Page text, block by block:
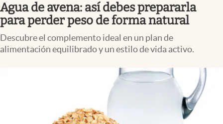
Espiritual
Streaming
Agua de avena: así debes prepararla
para perder peso de forma natural
Descubre el complemento ideal en un plan de
alimentación equilibrado y un estilo de vida activo.